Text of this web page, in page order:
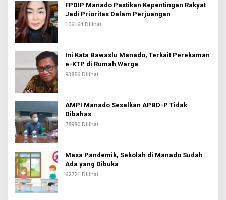
FPDIP Manado Pastikan Kepentingan Rakyat
Jadi Prioritas Dalam Perjuangan
106164 Dilihat
Ini Kata Bawaslu Manado, Terkait Perekaman
e-KTP di Rumah Warga
93856 Dilihat
AMPI Manado Sesalkan APBD-P Tidak
Dibahas
78980 Dilihat
Masa Pandemik, Sekolah di Manado Sudah
Ada yang Dibuka
62721 Dilihat